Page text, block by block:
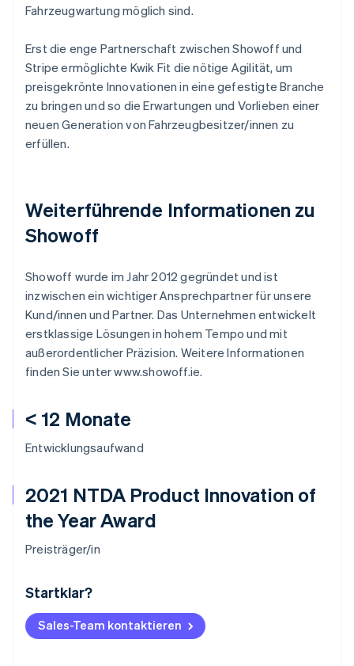
< 12 Monate
Entwicklungsaufwand
2021 NTDA Product Innovation of
the Year Award
Preisträger/in
Startklar?
Sales-Team kontaktieren
Fahrzeugwartung möglich sind.
Erst die enge Partnerschaft zwischen Showoff und
Stripe ermöglichte Kwik Fit die nötige Agilität, um
preisgekrönte Innovationen in eine gefestigte Branche
zu bringen und so die Erwartungen und Vorlieben einer
neuen Generation von Fahrzeugbesitzer/innen zu
erfüllen.
Weiterführende Informationen zu
Showoff
Showoff wurde im Jahr 2012 gegründet und ist
inzwischen ein wichtiger Ansprechpartner für unsere
Kund/innen und Partner. Das Unternehmen entwickelt
erstklassige Lösungen in hohem Tempo und mit
außerordentlicher Präzision. Weitere Informationen
finden Sie unter www.showoff.ie.
Australien
Belgien
NederlandsFrançaisDeutschEnglish